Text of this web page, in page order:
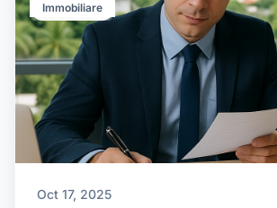
Immobiliare
Oct 17, 2025